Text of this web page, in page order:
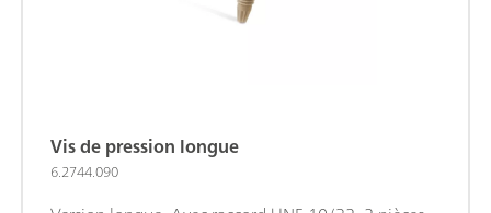
Vis de pression longue
6.2744.090